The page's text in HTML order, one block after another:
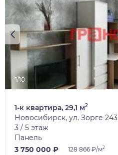
1/10
1-к квартира, 29,1 м2
Новосибирск, ул. Зорге 243
3 / 5 этаж
Панель
3 750 000 ₽
128 866 ₽/м2